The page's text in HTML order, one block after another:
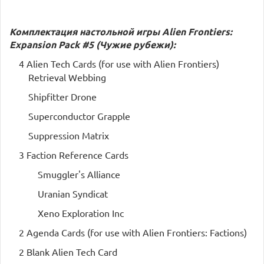
Комплектация настольной игры Alien Frontiers:
Expansion Pack #5 (Чужие рубежи):
4 Alien Tech Cards (for use with Alien Frontiers)
Retrieval Webbing
Shipfitter Drone
Superconductor Grapple
Suppression Matrix
3 Faction Reference Cards
Smuggler's Alliance
Uranian Syndicat
Xeno Exploration Inc
2 Agenda Cards (for use with Alien Frontiers: Factions)
2 Blank Alien Tech Card